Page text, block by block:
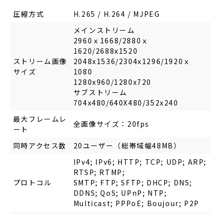
圧縮方式 H.265 / H.264 / MJPEG
ストリーム画像
サイズ
メインストリーム
2960ｘ1668/2880ｘ
1620/2688x1520
2048x1536/2304x1296/1920ｘ
1080
1280x960/1280x720
サブストリーム
704x480/640X480/352x240
最大フレームレ
ート
全画像サイズ：20fps
同時アクセス数 20ユーザー（総帯域幅48MB）
プロトコル
IPv4; IPv6; HTTP; TCP; UDP; ARP;
RTSP; RTMP;
SMTP; FTP; SFTP; DHCP; DNS;
DDNS; QoS; UPnP; NTP;
Multicast; PPPoE; Boujour; P2P